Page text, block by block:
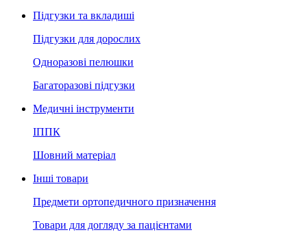
Підгузки та вкладиші
Підгузки для дорослих
Одноразові пелюшки
Багаторазові підгузки
Медичні інструменти
ІППК
Шовний матеріал
Інші товари
Предмети ортопедичного призначення
Товари для догляду за пацієнтами